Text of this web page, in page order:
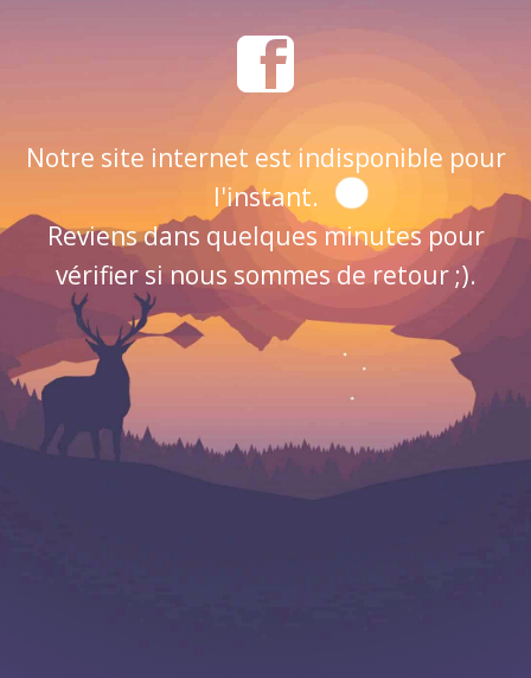
Notre site internet est indisponible pour
l'instant.
Reviens dans quelques minutes pour
vérifier si nous sommes de retour ;).